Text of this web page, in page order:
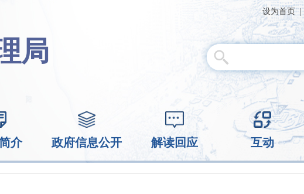
设为首页 |
局
介 政府信息公开 解读回应 互动